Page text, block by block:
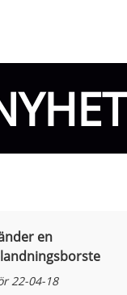
en
22-04-18